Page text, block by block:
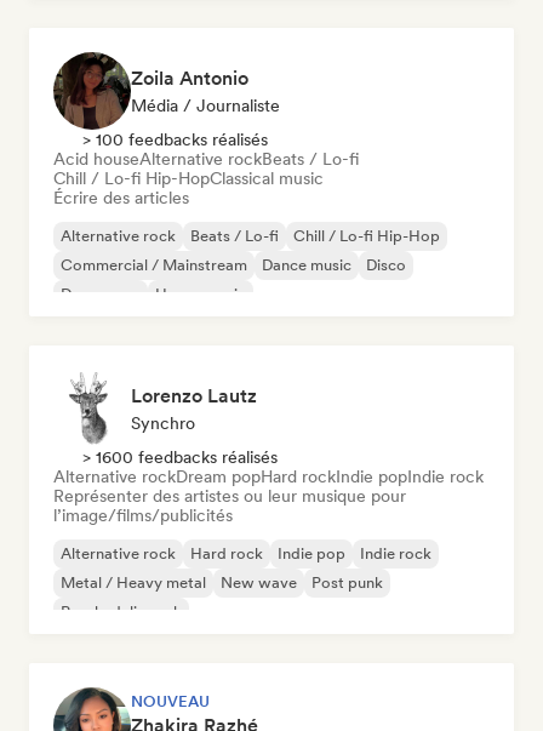
Zoila Antonio
Média / Journaliste
> 100 feedbacks réalisés
Acid houseAlternative rockBeats / Lo-fi
Chill / Lo-fi Hip-HopClassical music
Écrire des articles
Alternative rock Beats / Lo-fi
Chill / Lo-fi Hip-Hop
Commercial / Mainstream
Dance music
Disco
Dream pop
House music
Lorenzo Lautz
Synchro
> 1600 feedbacks réalisés
Alternative rockDream popHard rockIndie popIndie rock
Représenter des artistes ou leur musique pour
l’image/films/publicités
Alternative rock Hard rock Indie pop
Indie rock
Metal / Heavy metal
New wave
Post punk
Psychedelic rock
NOUVEAU
Zhakira Razhé